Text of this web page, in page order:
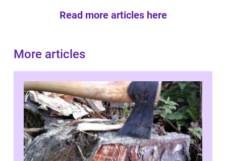
Read more articles here
More articles